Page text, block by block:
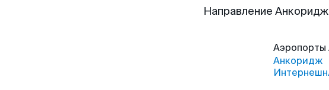
Направление
Аэропорты
Анкоридж